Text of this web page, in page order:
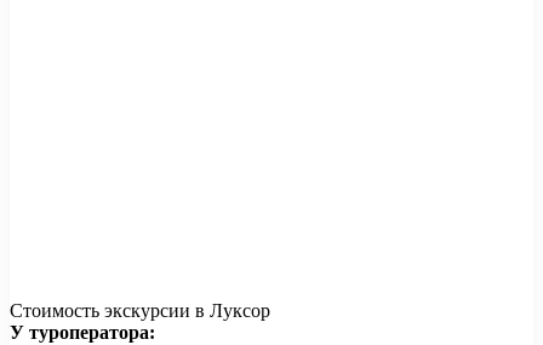
Стоимость экскурсии в Луксор
У туроператора: